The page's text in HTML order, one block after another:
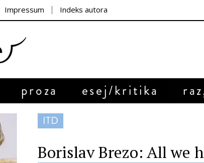
Impressum Indeks autora
proza esej/kritika
ITD
Borislav Brezo: All we